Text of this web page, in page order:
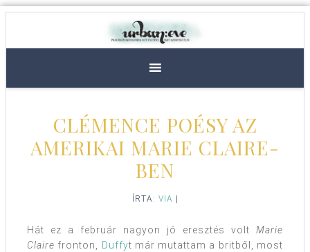
CLÉMENCE POÉSY AZ
AMERIKAI MARIE CLAIRE-
BEN
ÍRTA: VIA
Hát ez a február nagyon jó eresztés volt Marie
Claire fronton, Duffyt már mutattam a britből, most